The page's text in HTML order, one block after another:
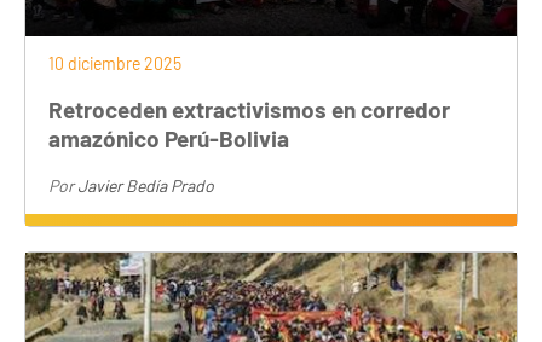
10 diciembre 2025
Retroceden extractivismos en corredor
amazónico Perú-Bolivia
PorJavier Bedía Prado